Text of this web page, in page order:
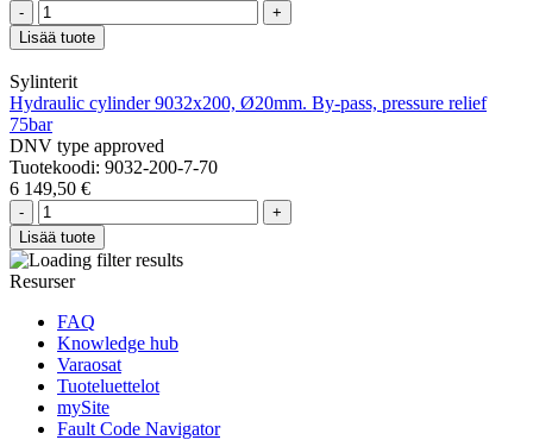
-
+
Lisää tuote
Sylinterit
Hydraulic cylinder 9032x200, Ø20mm. By-pass, pressure relief
75bar
DNV type approved
Tuotekoodi: 9032-200-7-70
6 149,50 €
-
+
Lisää tuote
Resurser
FAQ
Knowledge hub
Varaosat
Tuoteluettelot
mySite
Fault Code Navigator